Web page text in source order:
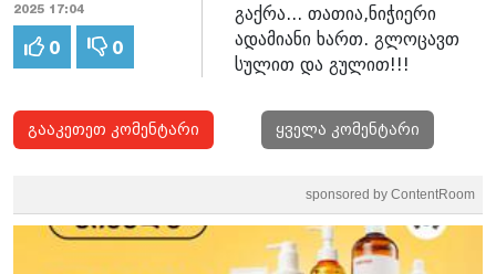
2025 17:04
0 0
გაქრა... თათია,ნიჭიერი
ადამიანი ხართ. გლოცავთ
სულით და გულით!!!
გააკეთეთ კომენტარი ყველა კომენტარი
sponsored by ContentRoom